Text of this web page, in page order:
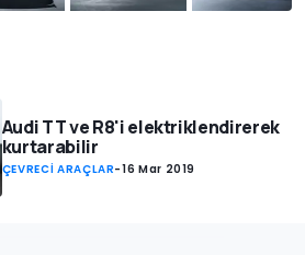
Audi TT ve R8'i elektriklendirerek
kurtarabilir
ÇEVRECİ ARAÇLAR-16 Mar 2019